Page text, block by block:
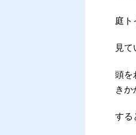
庭ト
見
頭を
きか
する